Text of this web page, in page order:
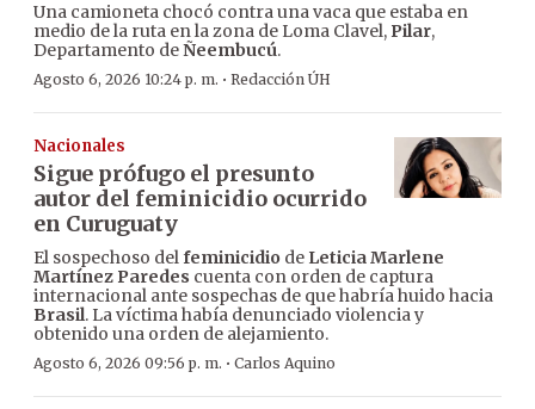
Una camioneta chocó contra una vaca que estaba en
medio de la ruta en la zona de Loma Clavel, Pilar,
Departamento deÑeembucú.
Agosto 6, 2026 10:24 p. m. · Redacción ÚH
Nacionales
Sigue prófugo el presunto
autor del feminicidio ocurrido
en Curuguaty
El sospechoso delfeminicidio de Leticia Marlene
Martínez Paredes cuenta con orden de captura
internacional ante sospechas de que habría huido hacia
Brasil. La víctima había denunciado violencia y
obtenido una orden de alejamiento.
Agosto 6, 2026 09:56 p. m. · Carlos Aquino